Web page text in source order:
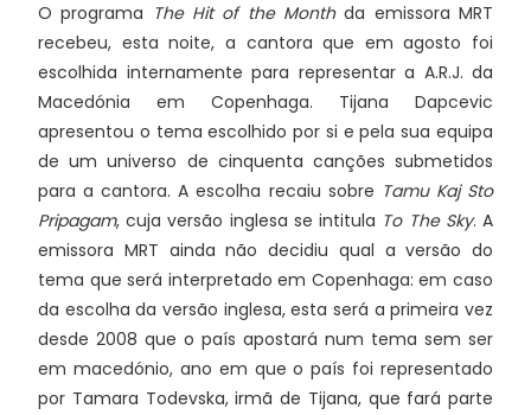
O programa The Hit of the Monthda emissora MRT
recebeu, esta noite, a cantora que em agosto foi
escolhida internamente para representar a A.R.J. da
Macedónia em Copenhaga. Tijana Dapcevic
apresentou o tema escolhido por si e pela sua equipa
de um universo de cinquenta canções submetidos
para a cantora. A escolha recaiu sobre Tamu Kaj Sto
Pripagam, cuja versão inglesa se intitula To The Sky. A
emissora MRT ainda não decidiu qual a versão do
tema que será interpretado em Copenhaga: em caso
da escolha da versão inglesa, esta será a primeira vez
desde 2008 que o país apostará num tema sem ser
em macedónio, ano em que o país foi representado
por Tamara Todevska, irmã de Tijana, que fará parte